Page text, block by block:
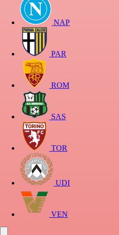
NAP
PAR
ROM
SAS
TOR
UDI
VEN